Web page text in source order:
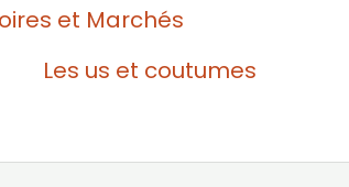
et Marchés
Les us et coutumes